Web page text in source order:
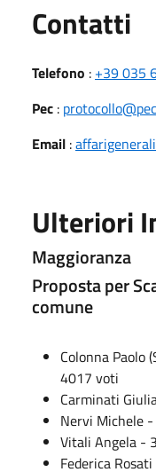
Contatti
Telefono : +39 035
Pec :
Email :
Ulteriori
Maggioranza
Proposta per
comune
Colonna Paolo
4017 voti
Carminati
Nervi Michele
Vitali Angela -
Federica